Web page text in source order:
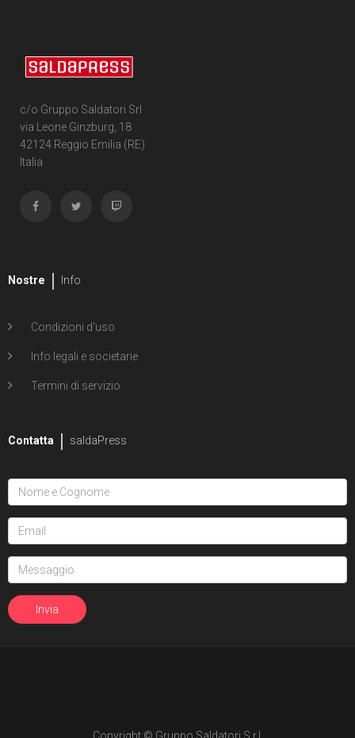
c/o Gruppo Saldatori Srl
via Leone Ginzburg, 18
42124 Reggio Emilia (RE)
Italia
Nostre Info
Condizioni d'uso
Info legali e societarie
Termini di servizio
Contatta saldaPress